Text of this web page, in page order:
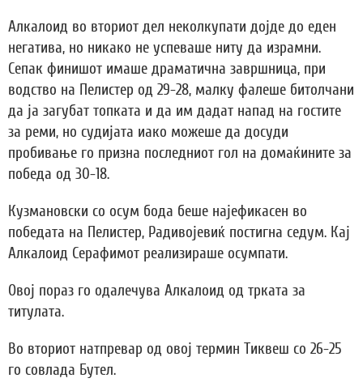
Алкалоид во вториот дел неколкупати дојде до еден
негатива, но никако не успеваше ниту да израмни.
Сепак финишот имаше драматична завршница, при
водство на Пелистер од 29-28, малку фалеше битолчани
да ја загубат топката и да им дадат напад на гостите
за реми, но судијата иако можеше да досуди
пробивање го призна последниот гол на домаќините за
победа од 30-18.
Кузмановски со осум бода беше најефикасен во
победата на Пелистер, Радивојевиќ постигна седум. Кај
Алкалоид Серафимот реализираше осумпати.
Овој пораз го одалечува Алкалоид од трката за
титулата.
Во вториот натпревар од овој термин Тиквеш со 26-25
го совлада Бутел.